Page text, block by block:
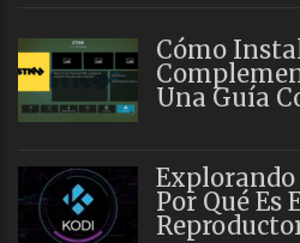
Cómo
Una Guía
Por Qué Es